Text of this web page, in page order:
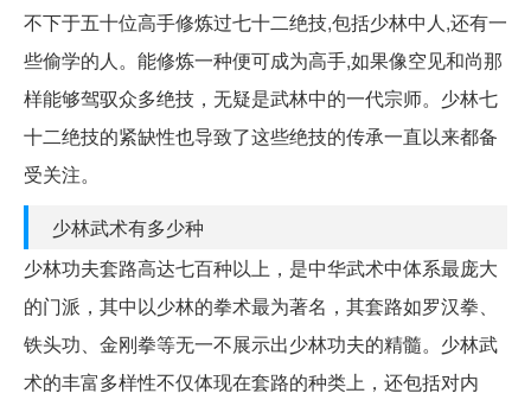
不下于五十位高手修炼过七十二绝技,包括少林中人,还有一
些偷学的人。能修炼一种便可成为高手,如果像空见和尚那
样能够驾驭众多绝技，无疑是武林中的一代宗师。少林七
十二绝技的紧缺性也导致了这些绝技的传承一直以来都备
受关注。
少林武术有多少种
少林功夫套路高达七百种以上，是中华武术中体系最庞大
的门派，其中以少林的拳术最为著名，其套路如罗汉拳、
铁头功、金刚拳等无一不展示出少林功夫的精髓。少林武
术的丰富多样性不仅体现在套路的种类上，还包括对内